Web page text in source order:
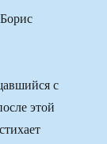
с
этой